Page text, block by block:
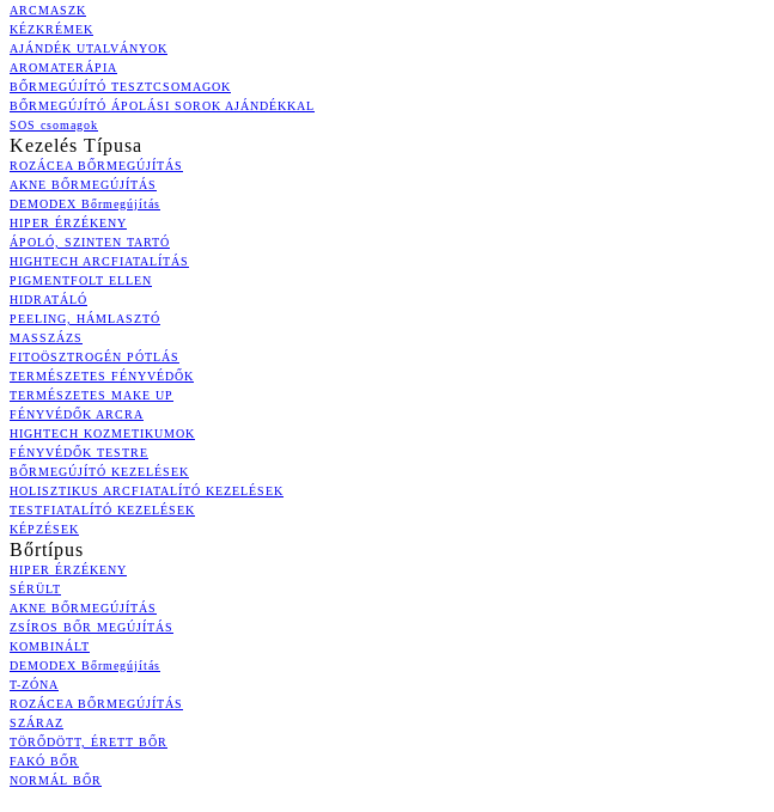
ARCMASZK
KÉZKRÉMEK
AJÁNDÉK UTALVÁNYOK
AROMATERÁPIA
BŐRMEGÚJÍTÓ TESZTCSOMAGOK
BŐRMEGÚJÍTÓ ÁPOLÁSI SOROK AJÁNDÉKKAL
SOS csomagok
Kezelés Típusa
ROZÁCEA BŐRMEGÚJÍTÁS
AKNE BŐRMEGÚJÍTÁS
DEMODEX Bőrmegújítás
HIPER ÉRZÉKENY
ÁPOLÓ, SZINTEN TARTÓ
HIGHTECH ARCFIATALÍTÁS
PIGMENTFOLT ELLEN
HIDRATÁLÓ
PEELING, HÁMLASZTÓ
MASSZÁZS
FITOÖSZTROGÉN PÓTLÁS
TERMÉSZETES FÉNYVÉDŐK
TERMÉSZETES MAKE UP
FÉNYVÉDŐK ARCRA
HIGHTECH KOZMETIKUMOK
FÉNYVÉDŐK TESTRE
BŐRMEGÚJÍTÓ KEZELÉSEK
HOLISZTIKUS ARCFIATALÍTÓ KEZELÉSEK
TESTFIATALÍTÓ KEZELÉSEK
KÉPZÉSEK
Bőrtípus
HIPER ÉRZÉKENY
SÉRÜLT
AKNE BŐRMEGÚJÍTÁS
ZSÍROS BŐR MEGÚJÍTÁS
KOMBINÁLT
DEMODEX Bőrmegújítás
T-ZÓNA
ROZÁCEA BŐRMEGÚJÍTÁS
SZÁRAZ
TÖRŐDÖTT, ÉRETT BŐR
FAKÓ BŐR
NORMÁL BŐR